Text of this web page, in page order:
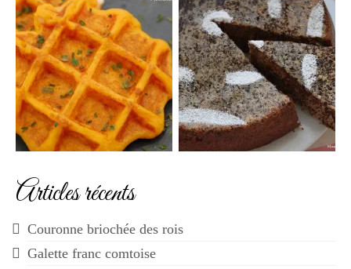
Articles récents
Couronne briochée des rois
Galette franc comtoise